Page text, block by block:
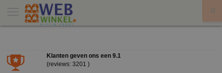
Klanten geven ons een 9.1
(reviews: 3201 )